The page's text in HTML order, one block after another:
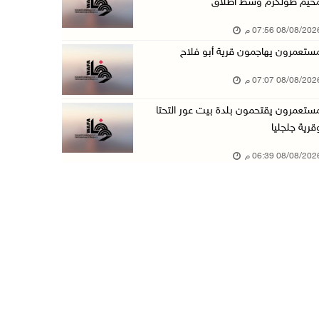
إصابتان في هجوم للمستعمرين الإرهابيين على بيت ...
الرئيس يستقبل مجلس بلدية بيت لحم ويؤكد النهوض ...
عبوات المعلبات الفارغة لزراعة الأشتال في غزة
طولكرم وسط اطلاق
08/2026 07:56 م
يهاجمون قرية أبو فلاح
08/2026 07:07 م
يقتحمون بلدة بيت عور التحتا
جلجليا
08/2026 06:39 م